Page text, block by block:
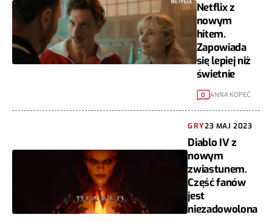
Netflix z
nowym
hitem.
Zapowiada
się lepiej niż
świetnie
0 ANNA KOPEĆ
GRY23 MAJ 2023
Diablo IV z
nowym
zwiastunem.
Część fanów
jest
niezadowolona